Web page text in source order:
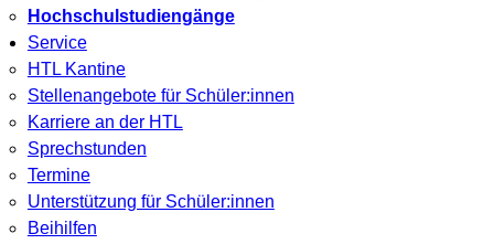
Hochschulstudiengänge
Service
HTL Kantine
Stellenangebote für Schüler:innen
Karriere an der HTL
Sprechstunden
Termine
Unterstützung für Schüler:innen
Beihilfen